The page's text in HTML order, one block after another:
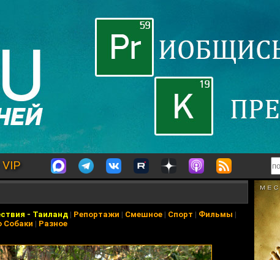
VIP
- Таиланд| Репортажи | Смешное| Спорт | Фильмы |
Собаки | Разное